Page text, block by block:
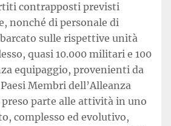
contrapposti previsti
nonché di personale di
sulle rispettive unità
quasi 10.000 militari e 100
equipaggio, provenienti da
Membri dell’Alleanza
parte alle attività in uno
complesso ed evolutivo,